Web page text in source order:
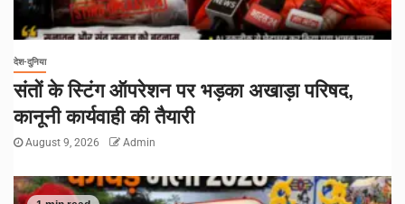
देश-दुनिया
संतों के स्टिंग ऑपरेशन पर भड़का अखाड़ा परिषद,
कानूनी कार्यवाही की तैयारी
August 9, 2026 Admin